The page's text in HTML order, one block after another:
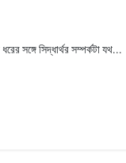
সঙ্গে সিদ্ধার্থর সম্পর্কটা যথ...